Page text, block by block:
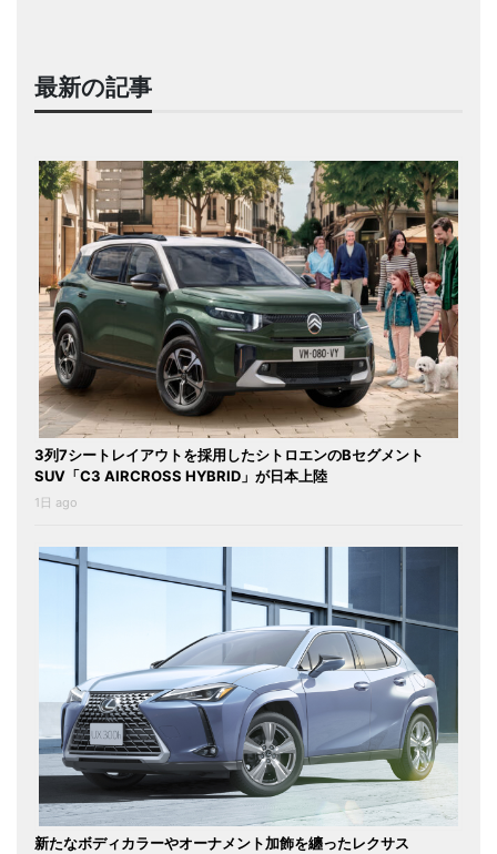
最新の記事
3列7シートレイアウトを採用したシトロエンのBセグメント
SUV「C3 AIRCROSS HYBRID」が日本上陸
1日 ago
新たなボディカラーやオーナメント加飾を纏ったレクサス